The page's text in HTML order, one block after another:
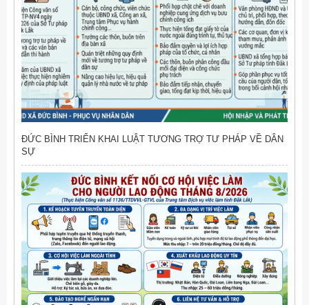
ĐỨC BÌNH TRIỂN KHAI LUẬT TƯƠNG TRỢ TƯ PHÁP VỀ DÂN
SỰ